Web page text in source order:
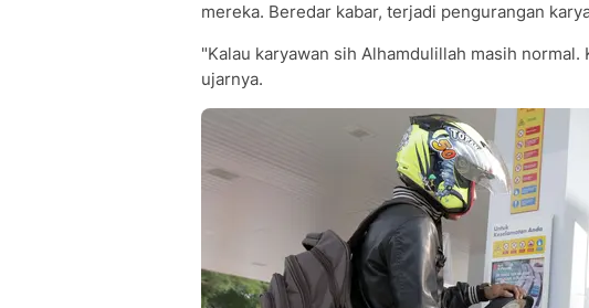
mereka. Beredar kabar, terjadi pengurangan
"Kalau karyawan sih Alhamdulillah masih
ujarnya.